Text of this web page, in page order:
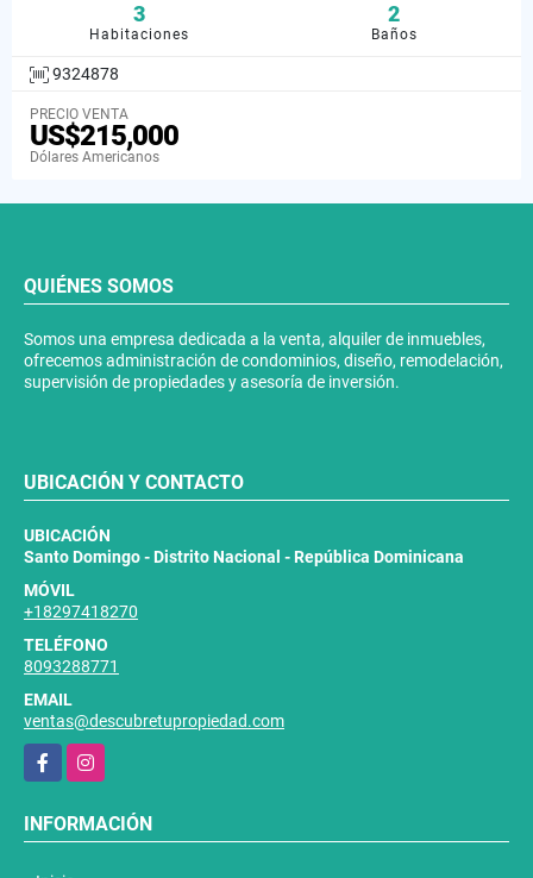
3
Habitaciones
2
Baños
9324878
PRECIO VENTA
US$215,000
Dólares Americanos
QUIÉNES SOMOS
Somos una empresa dedicada a la venta, alquiler de inmuebles,
ofrecemos administración de condominios, diseño, remodelación,
supervisión de propiedades y asesoría de inversión.
UBICACIÓN Y CONTACTO
UBICACIÓN
Santo Domingo - Distrito Nacional - República Dominicana
MÓVIL
+18297418270
TELÉFONO
8093288771
EMAIL
ventas@descubretupropiedad.com
FacebookInstagram
INFORMACIÓN